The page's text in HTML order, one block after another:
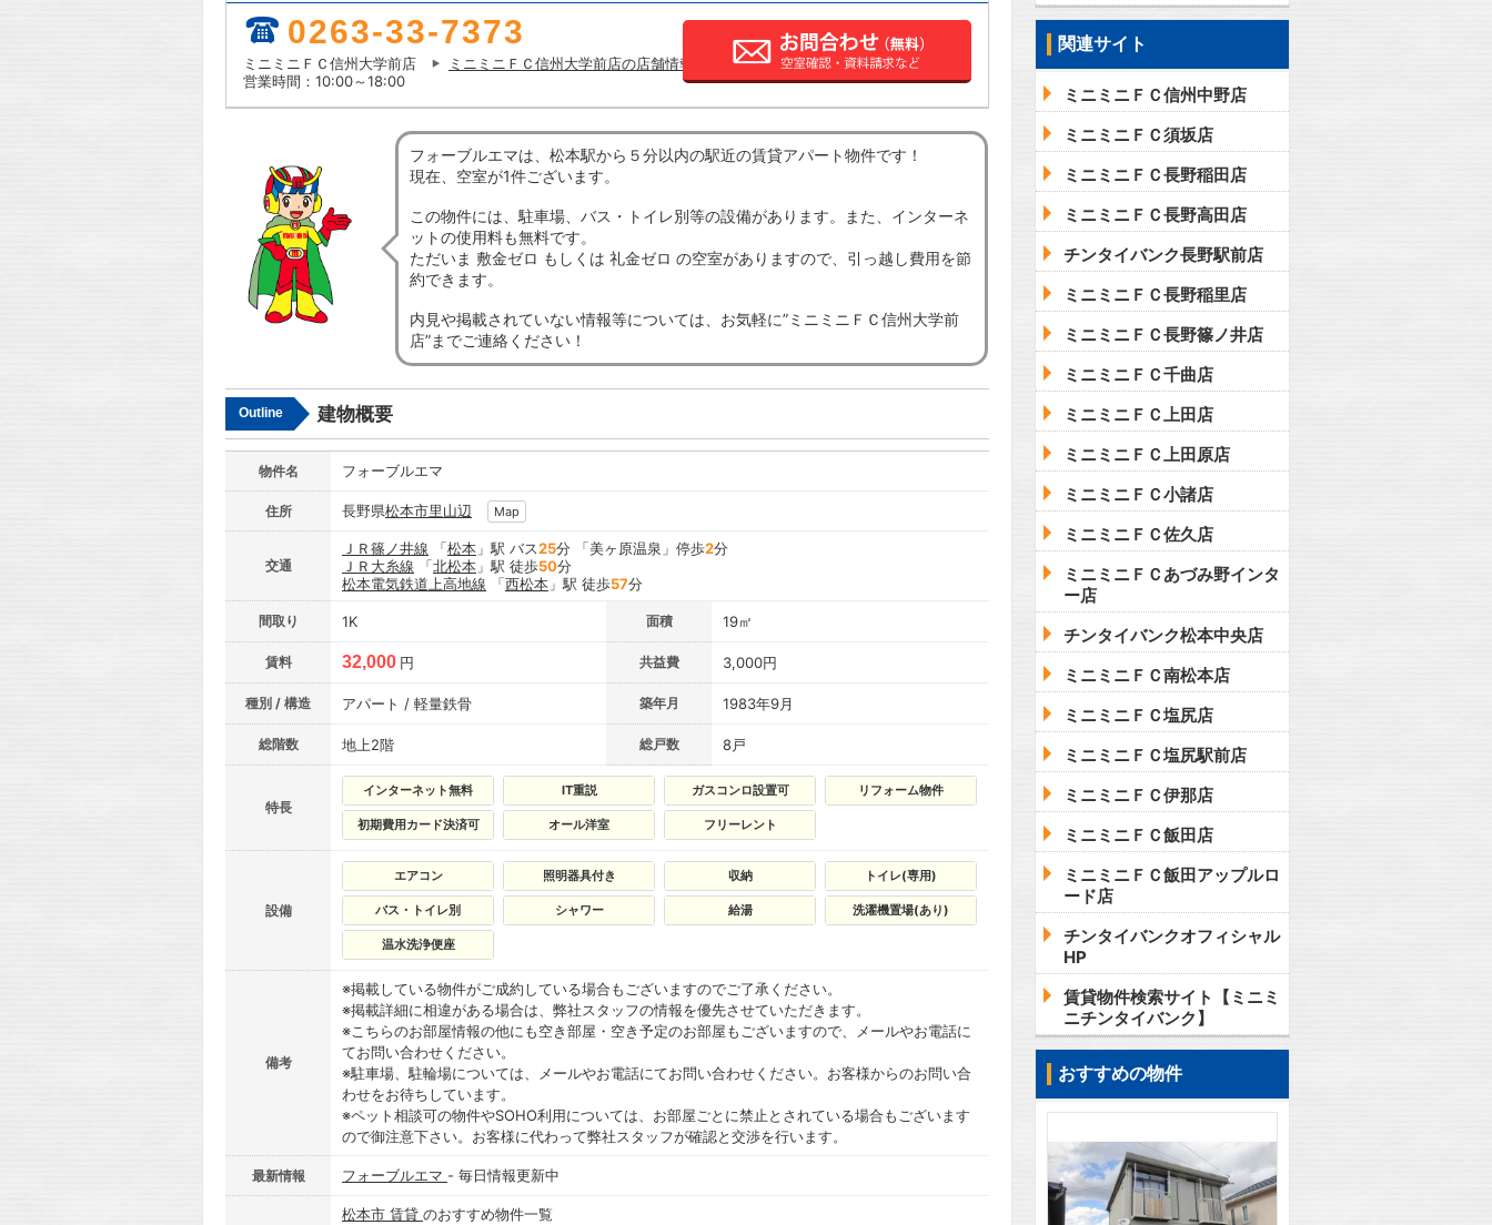
0263-33-7373
ミニミニＦＣ信州大学前店
ミニミニＦＣ信州大学前店の店舗情報
営業時間：10:00～18:00
フォーブルエマは、松本駅から５分以内の駅近の賃貸アパート物件です！
現在、空室が1件ございます。
この物件には、駐車場、バス・トイレ別等の設備があります。また、インターネ
ットの使用料も無料です。
ただいま 敷金ゼロ もしくは 礼金ゼロ の空室がありますので、引っ越し費用を節
約できます。
内見や掲載されていない情報等については、お気軽に”ミニミニＦＣ信州大学前
店”までご連絡ください！
Outline 建物概要
物件名 フォーブルエマ
住所 長野県松本市里山辺 Map
交通
ＪＲ篠ノ井線 「松本 」駅 バス25分 「美ヶ原温泉」停歩2分
ＪＲ大糸線 「北松本 」駅 徒歩50分
松本電気鉄道上高地線 「西松本 」駅 徒歩57分
間取り 1K 面積 19㎡
賃料 32,000 円 共益費 3,000円
種別 / 構造 アパート / 軽量鉄骨 築年月 1983年9月
総階数 地上2階 総戸数 8戸
特長
インターネット無料 IT重説 ガスコンロ設置可 リフォーム物件
初期費用カード決済可 オール洋室 フリーレント
設備
エアコン 照明器具付き 収納 トイレ(専用)
バス・トイレ別 シャワー 給湯 洗濯機置場(あり)
温水洗浄便座
備考
※掲載している物件がご成約している場合もございますのでご了承ください。
※掲載詳細に相違がある場合は、弊社スタッフの情報を優先させていただきます。
※こちらのお部屋情報の他にも空き部屋・空き予定のお部屋もございますので、メールやお電話に
てお問い合わせください。
※駐車場、駐輪場については、メールやお電話にてお問い合わせください。お客様からのお問い合
わせをお待ちしています。
※ペット相談可の物件やSOHO利用については、お部屋ごとに禁止とされている場合もございます
ので御注意下さい。お客様に代わって弊社スタッフが確認と交渉を行います。
最新情報 フォーブルエマ - 毎日情報更新中
松本市 賃貸 のおすすめ物件一覧
関連サイト
ミニミニＦＣ信州中野店
ミニミニＦＣ須坂店
ミニミニＦＣ長野稲田店
ミニミニＦＣ長野高田店
チンタイバンク長野駅前店
ミニミニＦＣ長野稲里店
ミニミニＦＣ長野篠ノ井店
ミニミニＦＣ千曲店
ミニミニＦＣ上田店
ミニミニＦＣ上田原店
ミニミニＦＣ小諸店
ミニミニＦＣ佐久店
ミニミニＦＣあづみ野インタ
ー店
チンタイバンク松本中央店
ミニミニＦＣ南松本店
ミニミニＦＣ塩尻店
ミニミニＦＣ塩尻駅前店
ミニミニＦＣ伊那店
ミニミニＦＣ飯田店
ミニミニＦＣ飯田アップルロ
ード店
チンタイバンクオフィシャル
HP
賃貸物件検索サイト【ミニミ
ニチンタイバンク】
おすすめの物件